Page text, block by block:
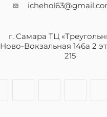
г. Самара ТЦ
Ново-Вокзальная 146а 2
215